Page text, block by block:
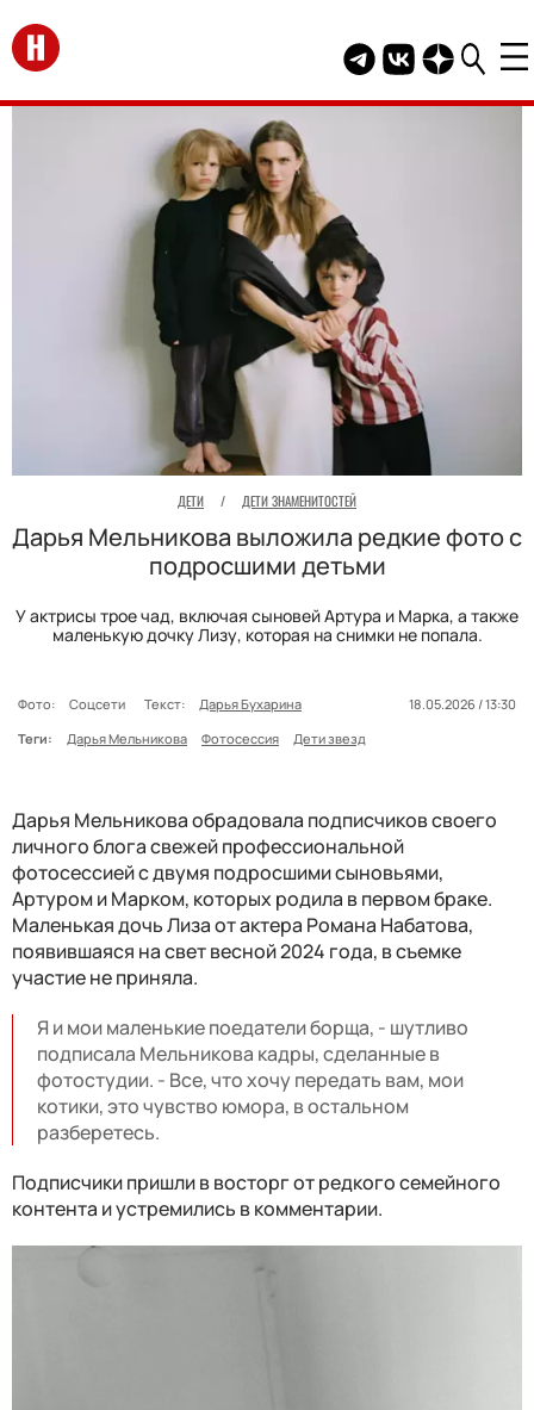
Перейти на главную
Telegram канал
Группа HELLO
Канал
ДЕТИ / ДЕТИ ЗНАМЕНИТОСТЕЙ
Дарья Мельникова выложила редкие фото с
подросшими детьми
У актрисы трое чад, включая сыновей Артура и Марка, а также
маленькую дочку Лизу, которая на снимки не попала.
Фото: Соцсети Текст: Дарья Бухарина
18.05.2026 / 13:30
Теги:
Дарья Мельникова Фотосессия Дети звезд
Дарья Мельникова обрадовала подписчиков своего
личного блога свежей профессиональной
фотосессией с двумя подросшими сыновьями,
Артуром и Марком, которых родила в первом браке.
Маленькая дочь Лиза от актера Романа Набатова,
появившаяся на свет весной 2024 года, в съемке
участие не приняла.
Я и мои маленькие поедатели борща, - шутливо
подписала Мельникова кадры, сделанные в
фотостудии. - Все, что хочу передать вам, мои
котики, это чувство юмора, в остальном
разберетесь.
Подписчики пришли в восторг от редкого семейного
контента и устремились в комментарии.